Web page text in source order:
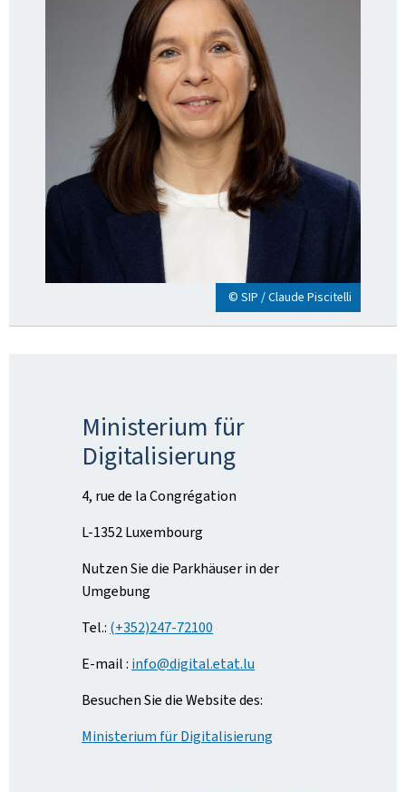
© SIP / Claude Piscitelli
Ministerium für
Digitalisierung
4, rue de la Congrégation
L-1352 Luxembourg
Nutzen Sie die Parkhäuser in der
Umgebung
Tel.: (+352)247-72100
E-mail : info@digital.etat.lu
Besuchen Sie die Website des:
Ministerium für Digitalisierung